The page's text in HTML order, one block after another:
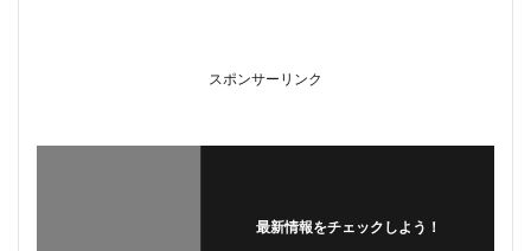
スポンサーリンク
最新情報をチェックしよう！